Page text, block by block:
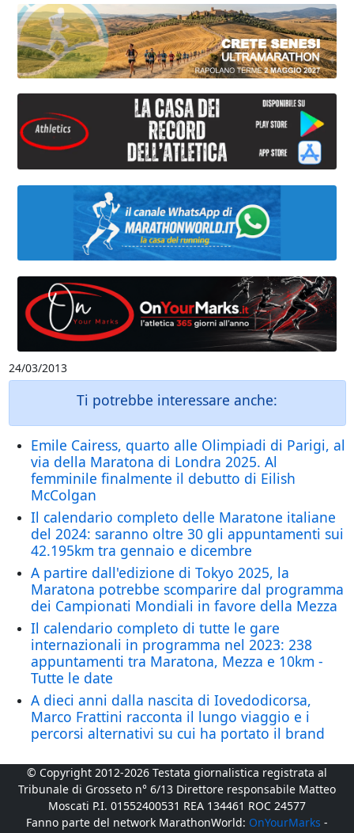
24/03/2013
Ti potrebbe interessare anche:
Emile Cairess, quarto alle Olimpiadi di Parigi, al
via della Maratona di Londra 2025. Al
femminile finalmente il debutto di Eilish
McColgan
Il calendario completo delle Maratone italiane
del 2024: saranno oltre 30 gli appuntamenti sui
42.195km tra gennaio e dicembre
A partire dall'edizione di Tokyo 2025, la
Maratona potrebbe scomparire dal programma
dei Campionati Mondiali in favore della Mezza
Il calendario completo di tutte le gare
internazionali in programma nel 2023: 238
appuntamenti tra Maratona, Mezza e 10km -
Tutte le date
A dieci anni dalla nascita di Iovedodicorsa,
Marco Frattini racconta il lungo viaggio e i
percorsi alternativi su cui ha portato il brand
© Copyright 2012-2026 Testata giornalistica registrata al
Tribunale di Grosseto n° 6/13 Direttore responsabile Matteo
Moscati P.I. 01552400531 REA 134461 ROC 24577
Fanno parte del network MarathonWorld: OnYourMarks -